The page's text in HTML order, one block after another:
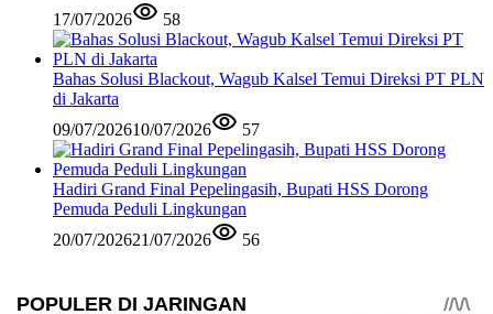
17/07/2026
58
Bahas Solusi Blackout, Wagub Kalsel Temui Direksi PT PLN
di Jakarta
09/07/202610/07/2026 57
Hadiri Grand Final Pepelingasih, Bupati HSS Dorong
Pemuda Peduli Lingkungan
20/07/202621/07/2026 56